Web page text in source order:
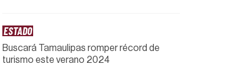
ESTADO
Buscará Tamaulipas romper récord de
turismo este verano 2024